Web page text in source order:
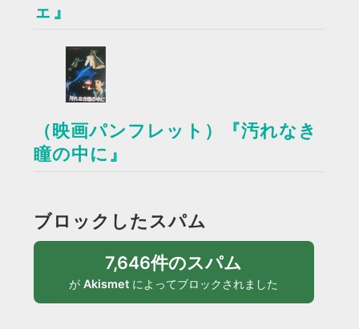
ェ』
（映画パンフレット）『汚れなき
瞳の中に』
ブロックしたスパム
7,646件のスパム
がAkismet によってブロックされました